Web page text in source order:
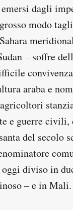
emersi dagli
modo
– soffre
araba e
e guerre
del secolo
diviso in
– e in Mali.